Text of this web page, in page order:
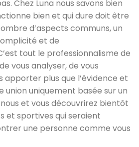
Chez Luna nous savons bien
bien et qui dure doit être
d’aspects communs, un
et de
tout le professionnalisme de
vous analyser, de vous
apporter plus que l’évidence et
union uniquement basée sur un
et vous découvrirez bientôt
et sportives qui seraient
une personne comme vous